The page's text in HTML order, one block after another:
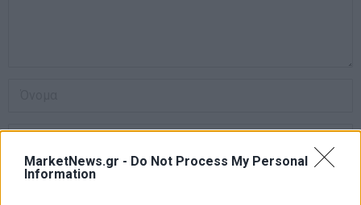
MarketNews.gr - Do Not Process My Personal
Information